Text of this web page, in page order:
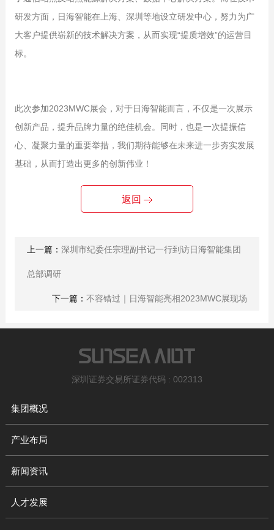
研发方面，日海智能在上海、深圳等地设立研发中心，努力为广
大客户提供崭新的技术解决方案，从而实现“提质增效”的运营目
标。
此次参加2023MWC展会，对于日海智能而言，不仅是一次展示
创新产品，提升品牌力量的绝佳机会。同时，也是一次提振信
心、凝聚力量的重要举措，我们期待能够在未来进一步夯实发展
基础，从而打造出更多的创新伟业！
返回
上一篇： 深圳市纪委任宗理副书记一行到访日海智能集团
总部调研
下一篇：不容错过｜日海智能亮相2023MWC展现场
深圳证券交易所证券代码 : 002313
集团概况
产业布局
新闻资讯
人才发展